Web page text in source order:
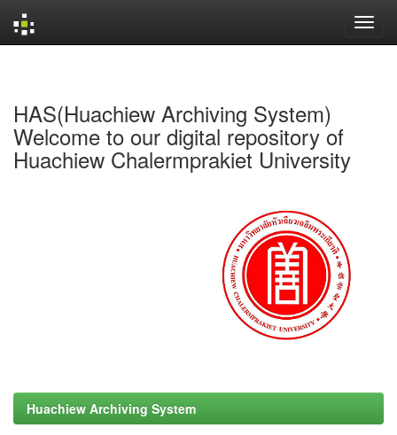
HAS(Huachiew Archiving System)
Welcome to our digital repository of
Huachiew Chalermprakiet University
Huachiew Archiving System